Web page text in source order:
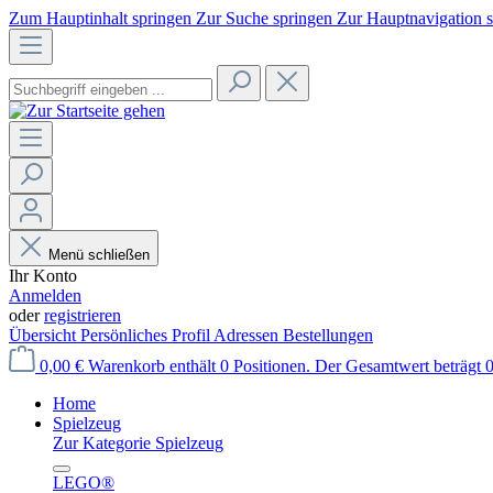
Zum Hauptinhalt springen Zur Suche springen Zur Hauptnavigation
Menü schließen
Ihr Konto
Anmelden
oderregistrieren
Übersicht Persönliches Profil Adressen Bestellungen
0,00 € Warenkorb enthält 0 Positionen. Der Gesamtwert beträgt
Home
Spielzeug
Zur Kategorie Spielzeug
LEGO®